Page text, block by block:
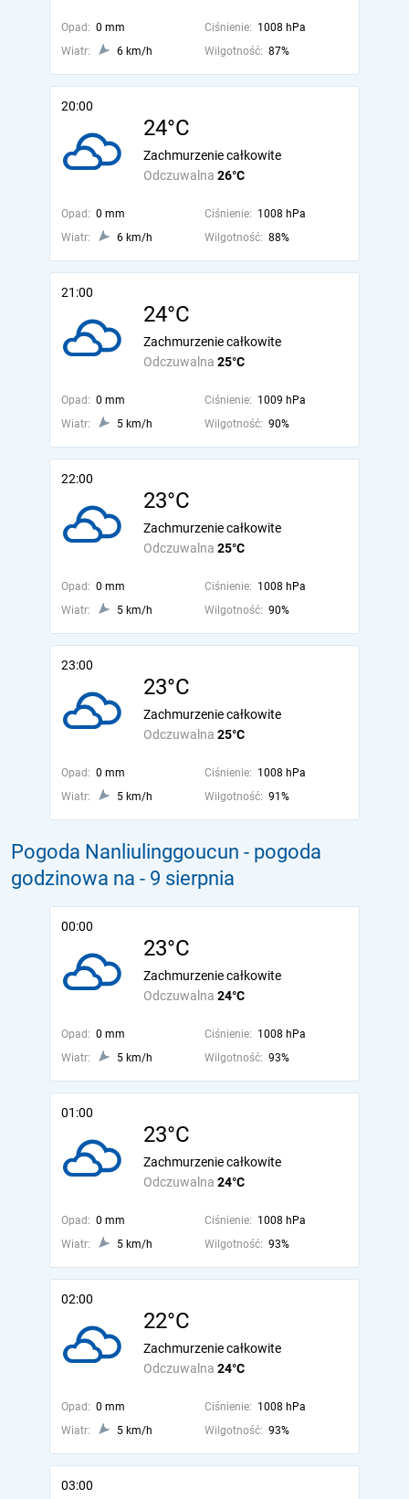
Opad: 0 mm Ciśnienie: 1008 hPa
Wiatr:
6 km/h Wilgotność: 87%
20:00
24°C
Odczuwalna 26°C
Zachmurzenie całkowite
Opad: 0 mm Ciśnienie: 1008 hPa
Wiatr:
6 km/h Wilgotność: 88%
21:00
24°C
Odczuwalna 25°C
Zachmurzenie całkowite
Opad: 0 mm Ciśnienie: 1009 hPa
Wiatr:
5 km/h Wilgotność: 90%
22:00
23°C
Odczuwalna 25°C
Zachmurzenie całkowite
Opad: 0 mm Ciśnienie: 1008 hPa
Wiatr:
5 km/h Wilgotność: 90%
23:00
23°C
Odczuwalna 25°C
Zachmurzenie całkowite
Opad: 0 mm Ciśnienie: 1008 hPa
Wiatr:
5 km/h Wilgotność: 91%
Pogoda Nanliulinggoucun - pogoda
godzinowa na - 9 sierpnia
00:00
23°C
Odczuwalna 24°C
Zachmurzenie całkowite
Opad: 0 mm Ciśnienie: 1008 hPa
Wiatr:
5 km/h Wilgotność: 93%
01:00
23°C
Odczuwalna 24°C
Zachmurzenie całkowite
Opad: 0 mm Ciśnienie: 1008 hPa
Wiatr:
5 km/h Wilgotność: 93%
02:00
22°C
Odczuwalna 24°C
Zachmurzenie całkowite
Opad: 0 mm Ciśnienie: 1008 hPa
Wiatr:
5 km/h Wilgotność: 93%
03:00